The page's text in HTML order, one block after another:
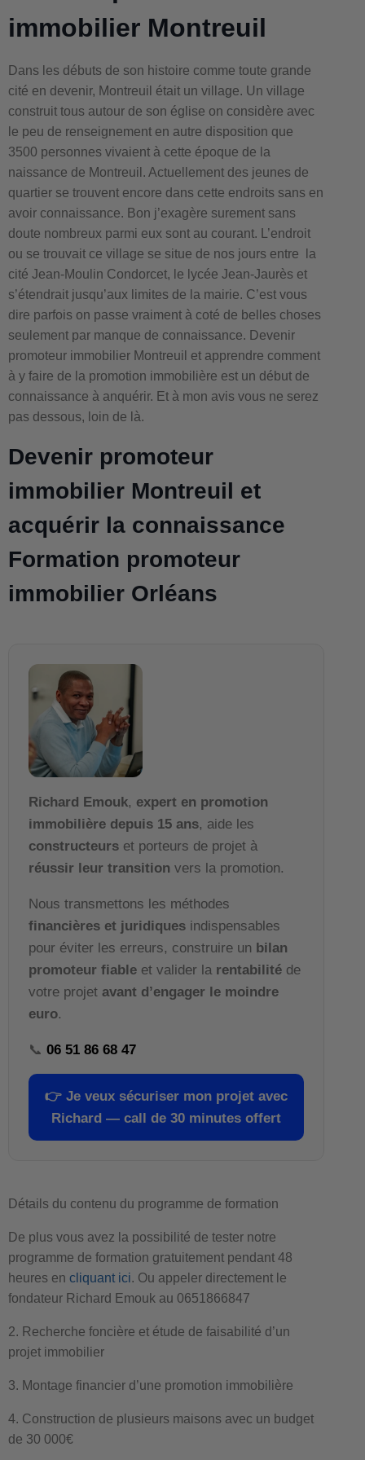
immobilier Montreuil
Dans les débuts de son histoire comme toute grande
cité en devenir, Montreuil était un village. Un village
construit tous autour de son église on considère avec
le peu de renseignement en autre disposition que
3500 personnes vivaient à cette époque de la
naissance de Montreuil. Actuellement des jeunes de
quartier se trouvent encore dans cette endroits sans en
avoir connaissance. Bon j’exagère surement sans
doute nombreux parmi eux sont au courant. L’endroit
ou se trouvait ce village se situe de nos jours entre la
cité Jean-Moulin Condorcet, le lycée Jean-Jaurès et
s’étendrait jusqu’aux limites de la mairie. C’est vous
dire parfois on passe vraiment à coté de belles choses
seulement par manque de connaissance. Devenir
promoteur immobilier Montreuil et apprendre comment
à y faire de la promotion immobilière est un début de
connaissance à anquérir. Et à mon avis vous ne serez
pas dessous, loin de là.
Devenir promoteur
immobilier Montreuil et
acquérir la connaissance
Formation promoteur
immobilier Orléans
Richard Emouk, expert en promotion
immobilière depuis 15 ans, aide les
constructeurs et porteurs de projet à
réussir leur transition vers la promotion.
Nous transmettons les méthodes
financières et juridiques indispensables
pour éviter les erreurs, construire un bilan
promoteur fiable et valider la rentabilité de
votre projet avant d’engager le moindre
euro.
📞 06 51 86 68 47
👉 Je veux sécuriser mon projet avec
Richard — call de 30 minutes offert
Détails du contenu du programme de formation
De plus vous avez la possibilité de tester notre
programme de formation gratuitement pendant 48
heures en cliquant ici. Ou appeler directement le
fondateur Richard Emouk au 0651866847
2. Recherche foncière et étude de faisabilité d’un
projet immobilier
3. Montage financier d’une promotion immobilière
4. Construction de plusieurs maisons avec un budget
de 30 000€